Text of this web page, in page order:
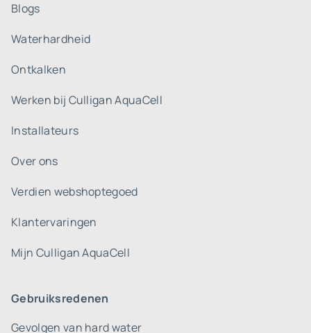
Blogs
Waterhardheid
Ontkalken
Werken bij Culligan AquaCell
Installateurs
Over ons
Verdien webshoptegoed
Klantervaringen
Mijn Culligan AquaCell
Gebruiksredenen
Gevolgen van hard water